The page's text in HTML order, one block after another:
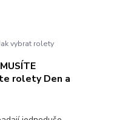
rolety Den a
vybrat rolety